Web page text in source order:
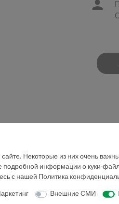
на примере гамма-
системой узкого
Некоторые из них очень
подробной информации о куки-
с нашей
Политика
Внешние СМИ